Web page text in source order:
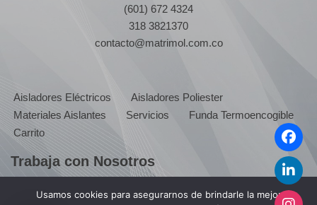
(601) 672 4324
318 3821370
contacto@matrimol.com.co
Aisladores Eléctricos
Aisladores Poliester
Materiales Aislantes
Servicios
Funda Termoencogible
Carrito
Trabaja con Nosotros
Usamos cookies para asegurarnos de brindarle la mejor